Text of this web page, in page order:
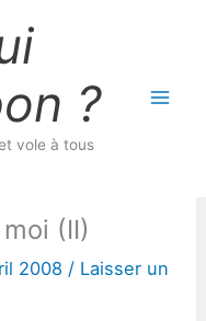
?
vole à tous
(II)
2008 / Laisser un